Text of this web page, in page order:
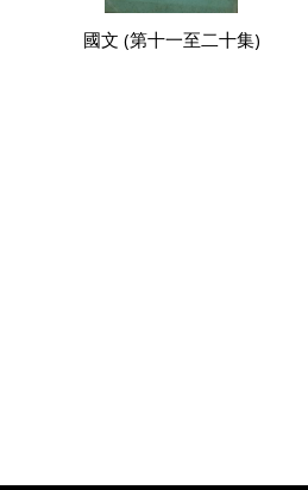
國文 (第十一至二十集)